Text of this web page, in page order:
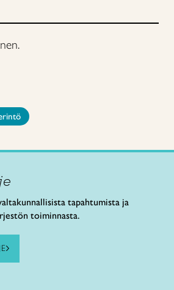
tapahtumista ja
toiminnasta.